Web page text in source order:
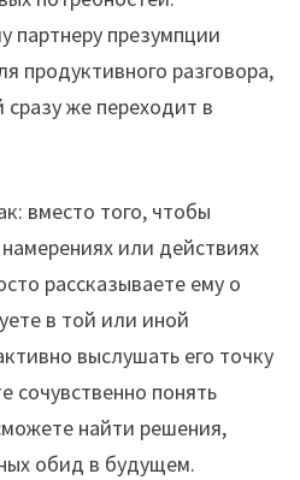
партнеру презумпции
продуктивного разговора,
же переходит в
вместо того, чтобы
или действиях
рассказываете ему о
в той или иной
выслушать его точку
сочувственно понять
найти решения,
обид в будущем.